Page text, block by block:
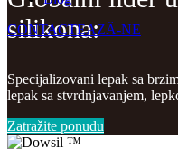
CONTACTEAZĂ-NE
silikona:
Specijalizovani lepak sa
lepak sa stvrdnjavanjem,
Zatražite ponudu